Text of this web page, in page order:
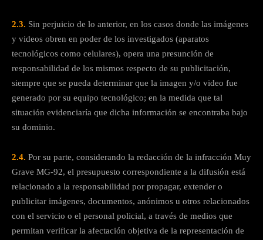
2.3. Sin perjuicio de lo anterior, en los casos donde las imágenes
y videos obren en poder de los investigados (aparatos
tecnológicos como celulares), opera una presunción de
responsabilidad de los mismos respecto de su publicitación,
siempre que se pueda determinar que la imagen y/o video fue
generado por su equipo tecnológico; en la medida que tal
situación evidenciaría que dicha información se encontraba bajo
su dominio.
2.4. Por su parte, considerando la redacción de la infracción Muy
Grave MG-92, el presupuesto correspondiente a la difusión está
relacionado a la responsabilidad por propagar, extender o
publicitar imágenes, documentos, anónimos u otros relacionados
con el servicio o el personal policial, a través de medios que
permitan verificar la afectación objetiva de la representación de